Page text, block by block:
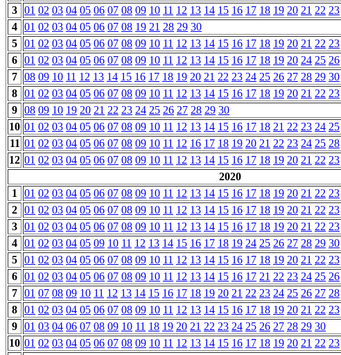
3 01 02 03 04 05 06 07 08 09 10 11 12 13 14 15 16 17 18 19 20 21 22 23
4 01 02 03 04 05 06 07 08 19 21 28 29 30
5 01 02 03 04 05 06 07 08 09 10 11 12 13 14 15 16 17 18 19 20 21 22 23
6 01 02 03 04 05 06 07 08 09 10 11 12 13 14 15 16 17 18 19 20 24 25 26
7 08 09 10 11 12 13 14 15 16 17 18 19 20 21 22 23 24 25 26 27 28 29 30
8 01 02 03 04 05 06 07 08 09 10 11 12 13 14 15 16 17 18 19 20 21 22 23
9 08 09 10 19 20 21 22 23 24 25 26 27 28 29 30
10 01 02 03 04 05 06 07 08 09 10 11 12 13 14 15 16 17 18 21 22 23 24 25
11 01 02 03 04 05 06 07 08 09 10 11 12 16 17 18 19 20 21 22 23 24 25 28
12 01 02 03 04 05 06 07 08 09 10 11 12 13 14 15 16 17 18 19 20 21 22 23
2020
1
01 02 03 04 05 06 07 08 09 10 11 12 13 14 15 16 17 18 19 20 21 22 23
2 01 02 03 04 05 06 07 08 09 10 11 12 13 14 15 16 17 18 19 20 21 22 23
3 01 02 03 04 05 06 07 08 09 10 11 12 13 14 15 16 17 18 19 20 21 22 23
4 01 02 03 04 05 09 10 11 12 13 14 15 16 17 18 19 24 25 26 27 28 29 30
5 01 02 03 04 05 06 07 08 09 10 11 12 13 14 15 16 17 18 19 20 21 22 23
6 01 02 03 04 05 06 07 08 09 10 11 12 13 14 15 16 17 21 22 23 24 25 26
7 01 07 08 09 10 11 12 13 14 15 16 17 18 19 20 21 22 23 24 25 26 27 28
8 01 02 03 04 05 06 07 08 09 10 11 12 13 14 15 16 17 18 19 20 21 22 23
9 01 03 04 06 07 08 09 10 11 18 19 20 21 22 23 24 25 26 27 28 29 30
10 01 02 03 04 05 06 07 08 09 10 11 12 13 14 15 16 17 18 19 20 21 22 23